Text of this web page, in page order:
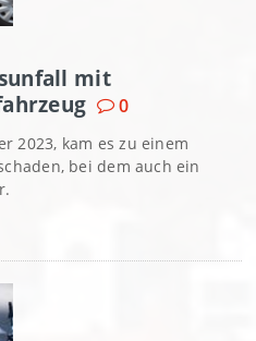
mit
0
2023, kam es zu einem
bei dem auch ein